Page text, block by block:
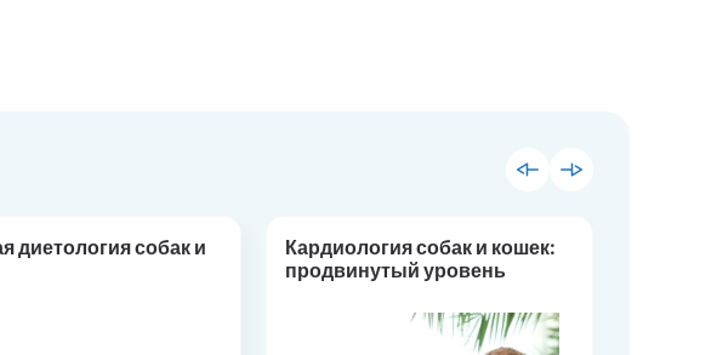
диетология собак и
Кардиология собак и кошек:
продвинутый уровень